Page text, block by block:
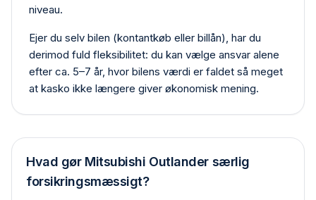
niveau.
Ejer du selv bilen (kontant­køb eller billån), har du
derimod fuld fleksibilitet: du kan vælge ansvar alene
efter ca. 5–7 år, hvor bilens værdi er faldet så meget
at kasko ikke længere giver økonomisk mening.
Hvad gør Mitsubishi Outlandersærlig
forsikringsmæssigt?